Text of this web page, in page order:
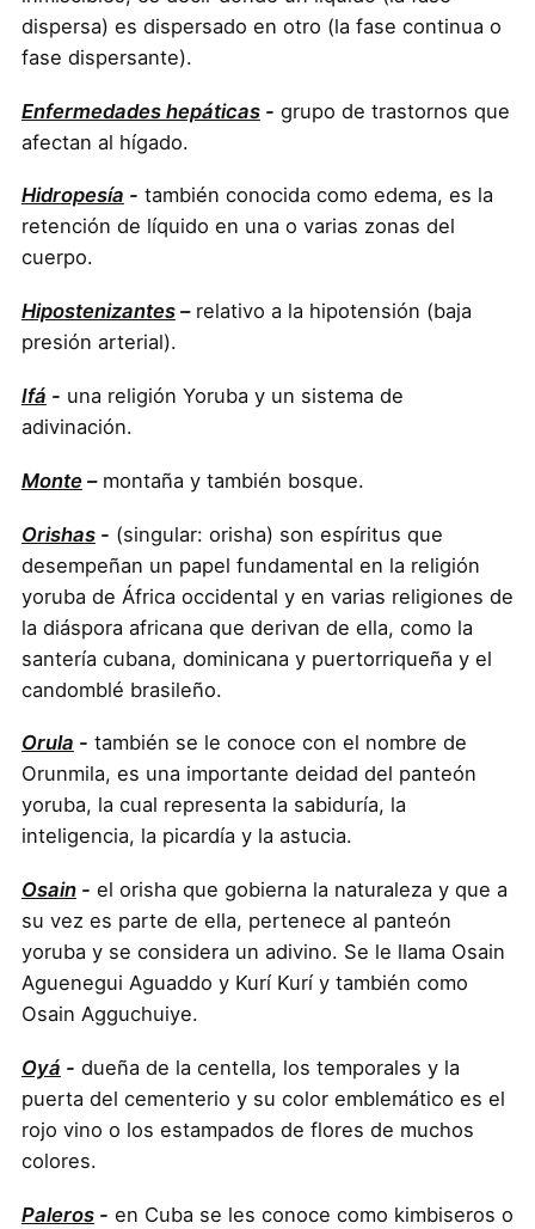
dispersa) es dispersado en otro (la fase continua o
fase dispersante).
Enfermedades hepáticas- grupo de trastornos que
afectan al hígado.
Hidropesía - también conocida como edema, es la
retención de líquido en una o varias zonas del
cuerpo.
Hipostenizantes–relativo a la hipotensión (baja
presión arterial).
Ifá - una religión Yoruba y un sistema de
adivinación.
Monte–montaña y también bosque.
Orishas- (singular: orisha) son espíritus que
desempeñan un papel fundamental en la religión
yoruba de África occidental y en varias religiones de
la diáspora africana que derivan de ella, como la
santería cubana, dominicana y puertorriqueña y el
candomblé brasileño.
Orula - también se le conoce con el nombre de
Orunmila, es una importante deidad del panteón
yoruba, la cual representa la sabiduría, la
inteligencia, la picardía y la astucia.
Osain- el orisha que gobierna la naturaleza y que a
su vez es parte de ella, pertenece al panteón
yoruba y se considera un adivino. Se le llama Osain
Aguenegui Aguaddo y Kurí Kurí y también como
Osain Agguchuiye.
Oyá - dueña de la centella, los temporales y la
puerta del cementerio y su color emblemático es el
rojo vino o los estampados de flores de muchos
colores.
Paleros- en Cuba se les conoce como kimbiseros o